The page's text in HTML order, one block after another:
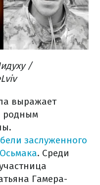
/
выражает
родным
заслуженного
. Среди
Гамера-